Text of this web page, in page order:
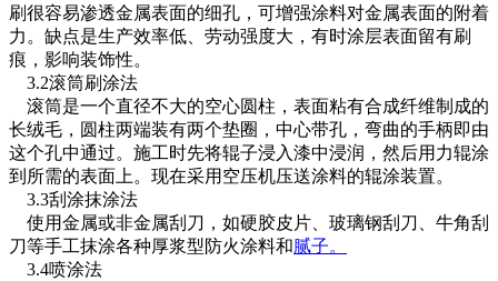
刷很容易渗透金属表面的细孔，可增强涂料对金属表面的附着
力。缺点是生产效率低、劳动强度大，有时涂层表面留有刷
痕，影响装饰性。
3.2滚筒刷涂法
滚筒是一个直径不大的空心圆柱，表面粘有合成纤维制成的
长绒毛，圆柱两端装有两个垫圈，中心带孔，弯曲的手柄即由
这个孔中通过。施工时先将辊子浸入漆中浸润，然后用力辊涂
到所需的表面上。现在采用空压机压送涂料的辊涂装置。
3.3刮涂抹涂法
使用金属或非金属刮刀，如硬胶皮片、玻璃钢刮刀、牛角刮
刀等手工抹涂各种厚浆型防火涂料和腻子。
3.4喷涂法